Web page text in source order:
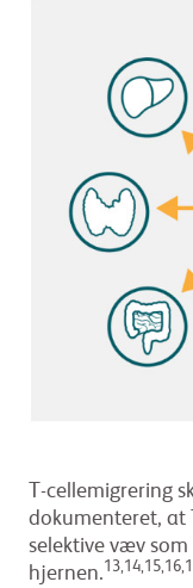
T-cellemigrering
dokumenteret, at
selektive væv som
hjernen.